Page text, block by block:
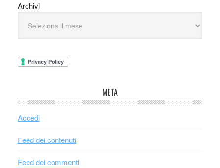
Archivi
META
Accedi
Feed dei contenuti
Feed dei commenti